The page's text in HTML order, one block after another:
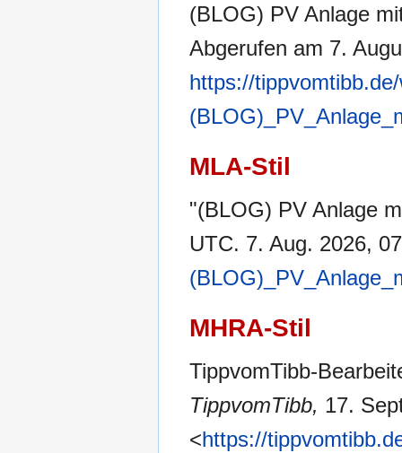
(BLOG) PV Anlage
Abgerufen am 7.
https://
MLA-Stil
"(BLOG) PV Anlage
UTC. 7. Aug. 2026,
MHRA-Stil
TippvomTibb-
TippvomTibb, 17.
<https://